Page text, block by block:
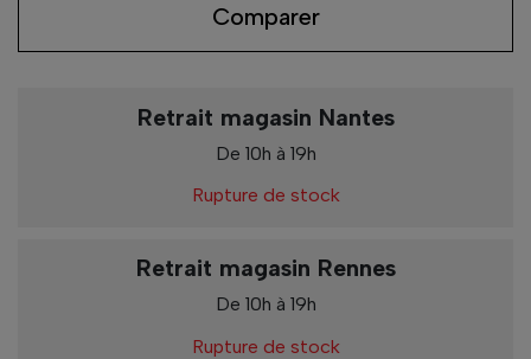
Comparer
Retrait magasin Nantes
De 10h à 19h
Rupture de stock
Retrait magasin Rennes
De 10h à 19h
Rupture de stock